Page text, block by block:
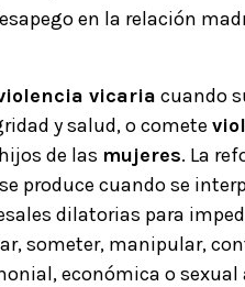
en la relación
vicaria cuando
y salud, o comete
de las mujeres. La
produce cuando se
dilatorias para
someter, manipular,
económica o sexual